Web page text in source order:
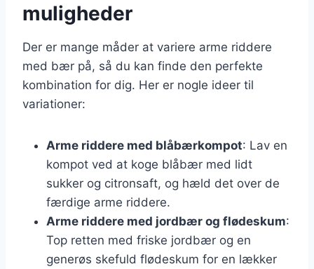
muligheder
Der er mange måder at variere arme riddere
med bær på, så du kan finde den perfekte
kombination for dig. Her er nogle ideer til
variationer:
Arme riddere med blåbærkompot: Lav en
kompot ved at koge blåbær med lidt
sukker og citronsaft, og hæld det over de
færdige arme riddere.
Arme riddere med jordbær og flødeskum:
Top retten med friske jordbær og en
generøs skefuld flødeskum for en lækker